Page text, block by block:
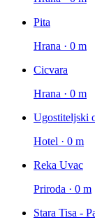
Pita
Hrana · 0 m
Cicvara
Hrana · 0 m
Ugostiteljski
Hotel · 0 m
Reka Uvac
Priroda · 0 m
Stara Tisa -